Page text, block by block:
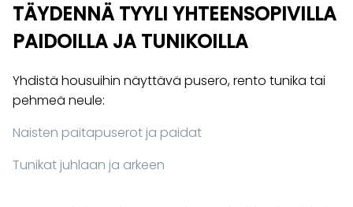
TÄYDENNÄ TYYLI YHTEENSOPIVILLA
PAIDOILLA JA TUNIKOILLA
Yhdistä housuihin näyttävä pusero, rento tunika tai
pehmeä neule:
Naisten paitapuserot ja paidat
Tunikat juhlaan ja arkeen